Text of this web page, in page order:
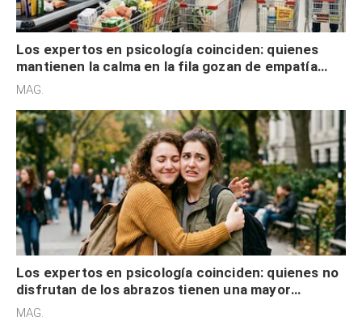
Los expertos en psicología coinciden: quienes
mantienen la calma en la fila gozan de empatía
cognitiva, gratitud y no solo tienen autocontrol
MAG.
Los expertos en psicología coinciden: quienes no
disfrutan de los abrazos tienen una mayor
sensibilidad a los estímulos físicos y no es por
MAG.